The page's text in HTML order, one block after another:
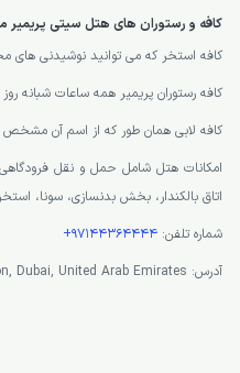
کافه و رستوران های هتل سیتی پریمیر
کافه استخر که می توانید نوشیدنی های
کافه رستوران پریمیر همه ساعات شبانه
کافه لابی همان طور که از اسم آن
امکانات هتل شامل حمل و نقل
اتاق بالکندار، بخش بدنسازی، سونا، استخر
شماره تلفن: 97144364444+
آدرس: Dubai Marina, Near Marina Metro Station, Dubai, United Arab Emirates